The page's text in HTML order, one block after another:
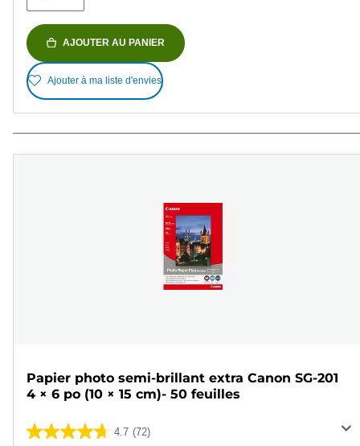
AJOUTER AU PANIER
Ajouter à ma liste d'envies
Papier photo semi-brillant extra Canon SG-201
4 × 6 po (10 × 15 cm)- 50 feuilles
4.7 (72)
4.7